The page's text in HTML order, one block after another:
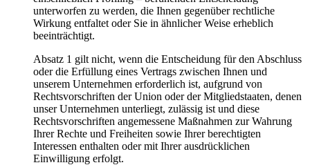
unterworfen zu werden, die Ihnen gegenüber rechtliche
Wirkung entfaltet oder Sie in ähnlicher Weise erheblich
beeinträchtigt.
Absatz 1 gilt nicht, wenn die Entscheidung für den Abschluss
oder die Erfüllung eines Vertrags zwischen Ihnen und
unserem Unternehmen erforderlich ist, aufgrund von
Rechtsvorschriften der Union oder der Mitgliedstaaten, denen
unser Unternehmen unterliegt, zulässig ist und diese
Rechtsvorschriften angemessene Maßnahmen zur Wahrung
Ihrer Rechte und Freiheiten sowie Ihrer berechtigten
Interessen enthalten oder mit Ihrer ausdrücklichen
Einwilligung erfolgt.